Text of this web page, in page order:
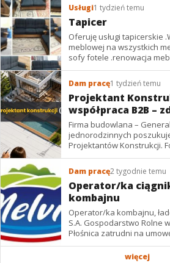
Usługi1 tydzień temu
Tapicer
Oferuję usługi tapicerskie
meblowej na wszystkich
Dam pracę1 tydzień temu
Projektant
współpraca B2B –
Firma budowlana –
jednorodzinnych
Projektantów Konstrukcji. Forma współpracy: B2B /
podwykonawstwo – zdalnie.
Stawki...
Dam pracę2 tygodnie temu
Operator/ka
kombajnu
Operator/ka kombajnu,
S.A. Gospodarstwo Rolne
Płośnica zatrudni na umowę zlecenie na okres żniw: -
operatora/kę kombajnu z
więcej